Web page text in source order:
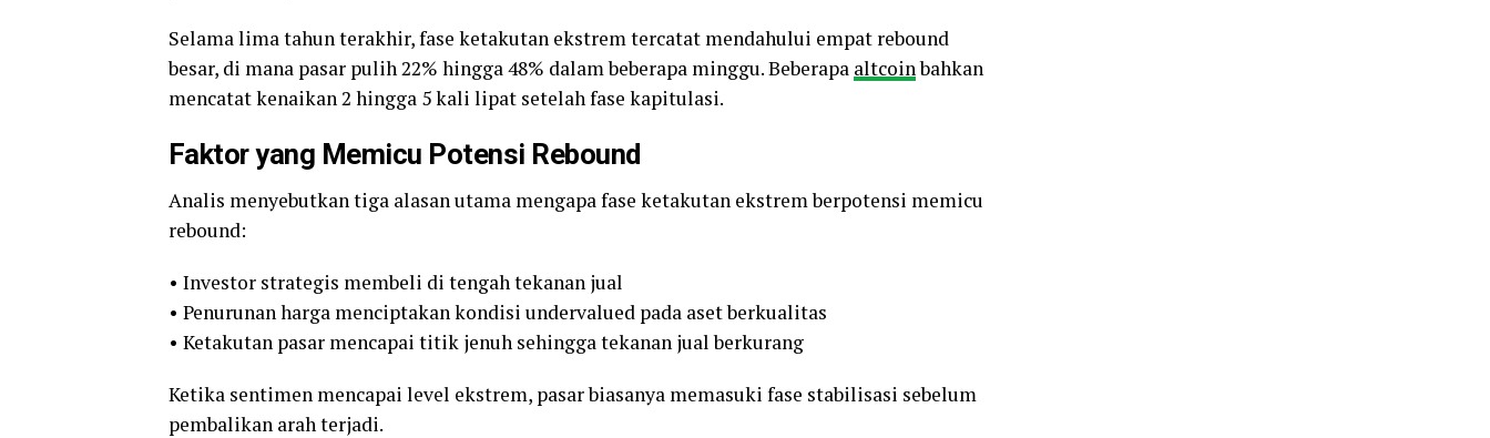
Selama lima tahun terakhir, fase ketakutan ekstrem tercatat mendahului empat rebound
besar, di mana pasar pulih 22% hingga 48% dalam beberapa minggu. Beberapa altcoinbahkan
mencatat kenaikan 2 hingga 5 kali lipat setelah fase kapitulasi.
Faktor yang Memicu Potensi Rebound
Analis menyebutkan tiga alasan utama mengapa fase ketakutan ekstrem berpotensi memicu
rebound:
• Investor strategis membeli di tengah tekanan jual
• Penurunan harga menciptakan kondisi undervalued pada aset berkualitas
• Ketakutan pasar mencapai titik jenuh sehingga tekanan jual berkurang
Ketika sentimen mencapai level ekstrem, pasar biasanya memasuki fase stabilisasi sebelum
pembalikan arah terjadi.